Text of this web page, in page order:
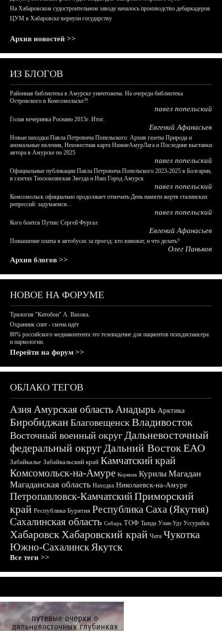
На Хабаровском судостроительном заводе началось производство дебаркадеров
ЦУМ в Хабаровске вернули государству
Архив новостей >>
ИЗ БЛОГОВ
Районная библиотека в Амурске уничтожена. На очереди библиотека
Островского в Комсомольске?!
павел попельский
Голая вечеринка Роснано 2015г. Итог.
Евгений Афанасьев
Новые находки Павла Петровича Попельского: Архив газеты Природа и
аномальные явления, Неизвестная карта НижнеАмурЛага и Последние выставки
автора в Амурске по 2025
павел попельский
Официальные публикации Павла Петровича Попельского 2023-2025 в Болгарии,
в газетах Тихоокеанская Звезда и Наш Город Амурск
павел попельский
Комсомольск официально продолжает отмечать День памяти жертв сталинских
репрессий: задумаемся...
павел попельский
Кого боится Путин: Сергей Фургал
Евгений Афанасьев
Повышение платы в автобусах за проезд: кто виноват, и что делать?
Олег Паньков
Архив блогов >>
НОВОЕ НА ФОРУМЕ
Трилогия "Китобои" А. Вахова.
Охранник спит - смена идёт
80% российского медиаконтента это телевидение для пациентов психдиспансера
и наркологии.
Перейти на форум >>
ОБЛАКО ТЕГОВ
АзияАмурская область Анадырь Арктика
БиробиджанБлаговещенскВладивосток
Восточный военный округДальневосточный
федеральный округДальний ВостокЕАО
Забайкалье Забайкальский край Камчатский край
Комсомольск-на-Амуре Корякия Курилы Магадан
Магаданская область Находка Николаевск-на-Амуре
Петропавловск-КамчатскийПриморский
край Республика Бурятия Республика Саха (Якутия)
Сахалинская область Сибирь ТОФ Тында Улан-Удэ Уссурийск
ХабаровскХабаровский край Чита Чукотка
Южно-СахалинскЯкутск
Все теги >>